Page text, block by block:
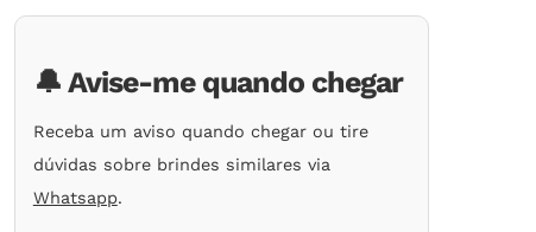
clientes
🔔 Avise-me quando chegar
Receba um aviso quando chegar ou tire
dúvidas sobre brindes similares via
Whatsapp.